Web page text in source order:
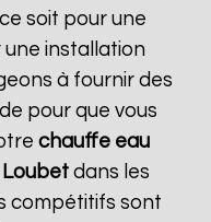
soit pour une
installation
à fournir des
pour que vous
chauffe eau
Loubetdans les
compétitifs sont